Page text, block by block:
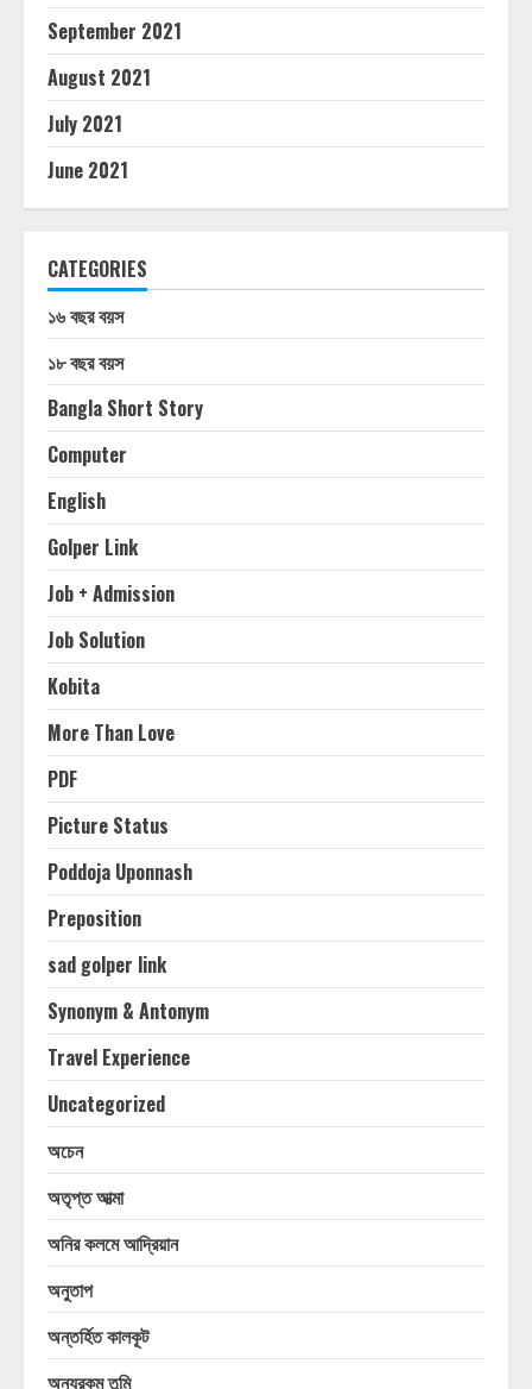
September 2021
August 2021
July 2021
June 2021
CATEGORIES
১৬ বছর বয়স
১৮ বছর বয়স
Bangla Short Story
Computer
English
Golper Link
Job + Admission
Job Solution
Kobita
More Than Love
PDF
Picture Status
Poddoja Uponnash
Preposition
sad golper link
Synonym & Antonym
Travel Experience
Uncategorized
অচেন
অতৃপ্ত আত্মা
অনির কলমে আদ্রিয়ান
অনুতাপ
অন্তর্হিত কালকূট
অন্যরকম তুমি